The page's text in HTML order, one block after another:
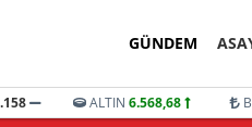
GÜNDEM
ALTIN 6.568,68